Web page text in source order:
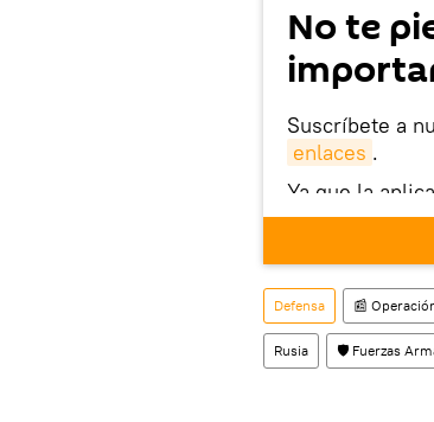
No te
Suscríbete a
enlaces .
Ya que la
este enlace
También
Defensa 📰
Rusia 🛡️ Fuerzas